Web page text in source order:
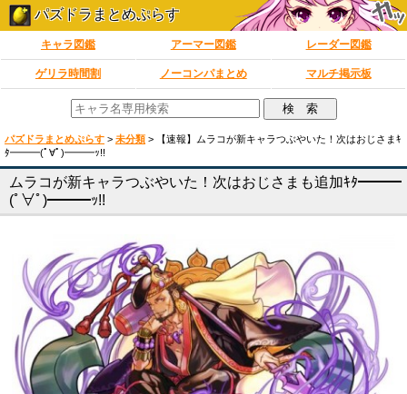
パズドラまとめぷらす
キャラ図鑑 アーマー図鑑 レーダー図鑑
ゲリラ時間割 ノーコンパまとめ マルチ掲示板
パズドラまとめぷらす > 未分類 >
【速報】ムラコが新キャラつぶやいた！次はおじさまｷ
ﾀ━━━(ﾟ∀ﾟ)━━━ｯ!!
ムラコが新キャラつぶやいた！次はおじさまも追加ｷﾀ━━━
(ﾟ∀ﾟ)━━━ｯ!!